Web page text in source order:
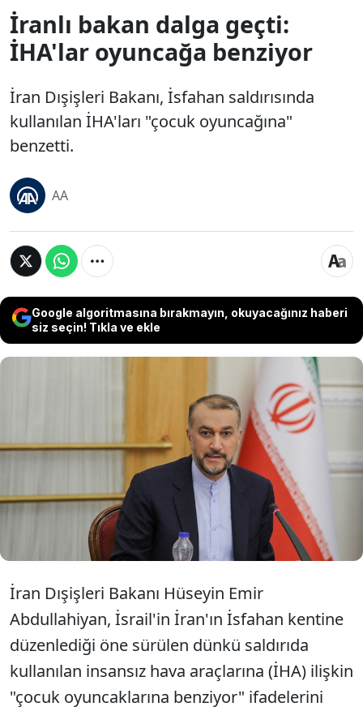
İranlı bakan dalga geçti:
İHA'lar oyuncağa benziyor
İran Dışişleri Bakanı, İsfahan saldırısında
kullanılan İHA'ları "çocuk oyuncağına"
benzetti.
AA
Google algoritmasına bırakmayın, okuyacağınız haberi
siz seçin! Tıkla ve ekle
İran Dışişleri Bakanı, İsfahan
saldırısında kullanılan İHA'ları
"çocuk oyuncağına" benzetti.
İran Dışişleri Bakanı Hüseyin Emir
Abdullahiyan, İsrail'in İran'ın İsfahan kentine
düzenlediği öne sürülen dünkü saldırıda
kullanılan insansız hava araçlarına (İHA) ilişkin
"çocuk oyuncaklarına benziyor" ifadelerini